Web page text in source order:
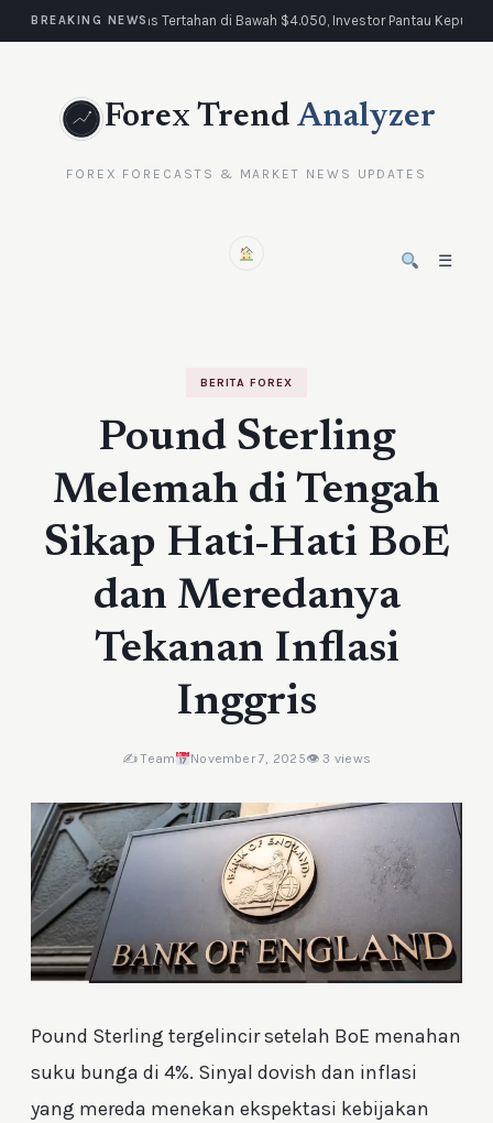
BREAKING NEWSEmas Tertahan di Bawah $4.050, Investor Pantau
Forex Trend Analyzer
FOREX FORECASTS & MARKET NEWS UPDATES
☰
BERITA FOREX
Pound Sterling
Melemah di Tengah
Sikap Hati-Hati BoE
dan Meredanya
Tekanan Inflasi
Inggris
✍️ Team November 7, 2025👁 3 views
Pound Sterling tergelincir setelah BoE menahan
suku bunga di 4%. Sinyal dovish dan inflasi
yang mereda menekan ekspektasi kebijakan